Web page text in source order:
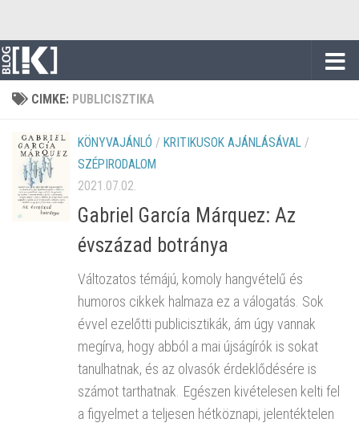
CIMKE: PUBLICISZTIKA
KÖNYVAJÁNLÓ / KRITIKUSOK AJÁNLÁSÁVAL /
SZÉPIRODALOM
2021.07.02.
Gabriel García Márquez: Az
évszázad botránya
Változatos témájú, komoly hangvételű és
humoros cikkek halmaza ez a válogatás. Sok
évvel ezelőtti publicisztikák, ám úgy vannak
megírva, hogy abból a mai újságírók is sokat
tanulhatnak, és az olvasók érdeklődésére is
számot tarthatnak. Egészen kivételesen kelti fel
a figyelmet a teljesen hétköznapi, jelentéktelen